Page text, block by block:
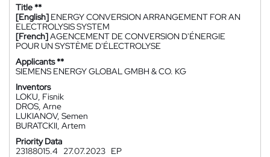
Title **
[English] ENERGY CONVERSION ARRANGEMENT FOR AN
ELECTROLYSIS SYSTEM
[French]AGENCEMENT DE CONVERSION D'ÉNERGIE
POUR UN SYSTÈME D'ÉLECTROLYSE
Applicants **
SIEMENS ENERGY GLOBAL GMBH & CO. KG
Inventors
LOKU, Fisnik
DROS, Arne
LUKIANOV, Semen
BURATCKII, Artem
Priority Data
23188015.4
27.07.2023 EP